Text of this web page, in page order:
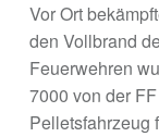
Vor Ort
den Vollbrand
Feuerwehren
7000 von der
Pelletsfahrzeug